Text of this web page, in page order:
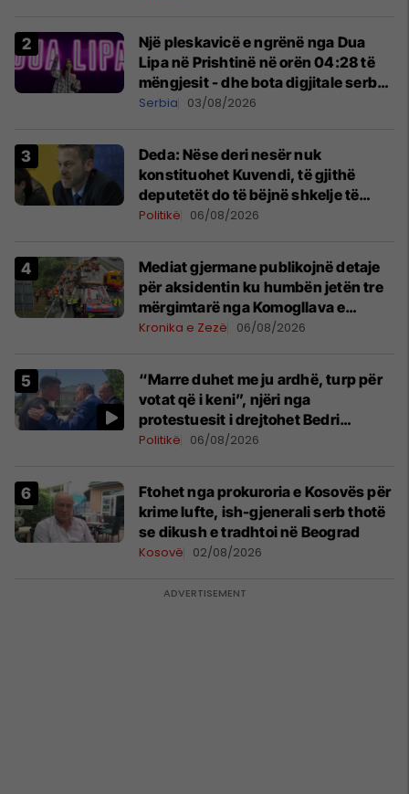
Një pleskavicë e ngrënë nga Dua
Lipa në Prishtinë në orën 04:28 të
mëngjesit - dhe bota digjitale serbe
shpall gjendjen e luftës
Serbia 03/08/2026
Deda: Nëse deri nesër nuk
konstituohet Kuvendi, të gjithë
deputetët do të bëjnë shkelje të
rëndë kushtetuese
Politikë 06/08/2026
Mediat gjermane publikojnë detaje
për aksidentin ku humbën jetën tre
mërgimtarë nga Komogllava e
Ferizajt
Kronika e Zezë 06/08/2026
“Marre duhet me ju ardhë, turp për
votat që i keni”, njëri nga
protestuesit i drejtohet Bedri
Hamzës
Politikë 06/08/2026
Ftohet nga prokuroria e Kosovës për
krime lufte, ish-gjenerali serb thotë
se dikush e tradhtoi në Beograd
Kosovë 02/08/2026